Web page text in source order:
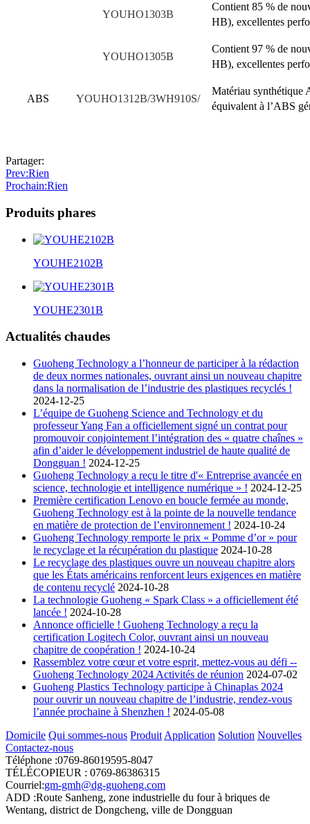
YOUHO1303B
Contient 85 % de
HB), excellentes
YOUHO1305B
Contient 97 % de
HB), excellentes
ABS YOUHO1312B/3WH910S/
Matériau synthétique
équivalent à l’ABS
Partager:
Prev:Rien
Prochain:Rien
Produits phares
YOUHE2102B
YOUHE2301B
Actualités chaudes
Guoheng Technology a l’honneur de participer à la rédaction
de deux normes nationales, ouvrant ainsi un nouveau chapitre
dans la normalisation de l’industrie des plastiques recyclés !
2024-12-25
L’équipe de Guoheng Science and Technology et du
professeur Yang Fan a officiellement signé un contrat pour
promouvoir conjointement l’intégration des « quatre chaînes »
afin d’aider le développement industriel de haute qualité de
Dongguan ! 2024-12-25
Guoheng Technology a reçu le titre d'« Entreprise avancée en
science, technologie et intelligence numérique » ! 2024-12-25
Première certification Lenovo en boucle fermée au monde,
Guoheng Technology est à la pointe de la nouvelle tendance
en matière de protection de l’environnement ! 2024-10-24
Guoheng Technology remporte le prix « Pomme d’or » pour
le recyclage et la récupération du plastique 2024-10-28
Le recyclage des plastiques ouvre un nouveau chapitre alors
que les États américains renforcent leurs exigences en matière
de contenu recyclé 2024-10-28
La technologie Guoheng « Spark Class » a officiellement été
lancée ! 2024-10-28
Annonce officielle ! Guoheng Technology a reçu la
certification Logitech Color, ouvrant ainsi un nouveau
chapitre de coopération ! 2024-10-24
Rassemblez votre cœur et votre esprit, mettez-vous au défi --
Guoheng Technology 2024 Activités de réunion 2024-07-02
Guoheng Plastics Technology participe à Chinaplas 2024
pour ouvrir un nouveau chapitre de l’industrie, rendez-vous
l’année prochaine à Shenzhen ! 2024-05-08
Domicile Qui sommes-nous Produit Application Solution Nouvelles
Contactez-nous
Téléphone :0769-86019595-8047
TÉLÉCOPIEUR : 0769-86386315
Courriel:gm-gmh@dg-guoheng.com
ADD :Route Sanheng, zone industrielle du four à briques de
Wentang, district de Dongcheng, ville de Dongguan